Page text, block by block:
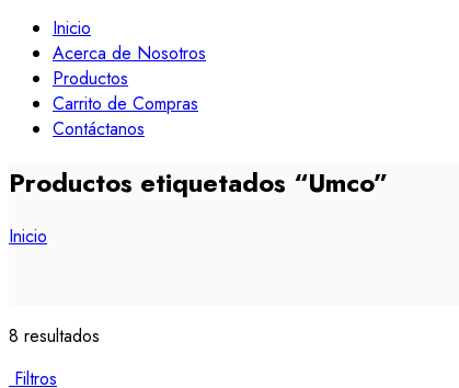
Inicio
Acerca de Nosotros
Productos
Carrito de Compras
Contáctanos
Productos etiquetados “Umco”
Inicio
8 resultados
Filtros